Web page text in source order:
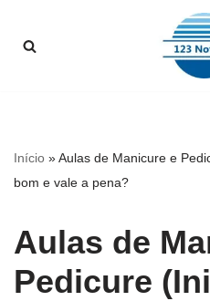
Pular
Início »Aulas de Manicure e
bom e vale a pena?
Aulas de
Pedicure